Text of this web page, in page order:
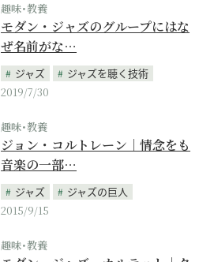
趣味･教養
モダン・ジャズのグループにはな
ぜ名前がな…
ジャズ
ジャズを聴く技術
2019/7/30
趣味･教養
ジョン・コルトレーン｜情念をも
音楽の一部…
ジャズ
ジャズの巨人
2015/9/15
趣味･教養